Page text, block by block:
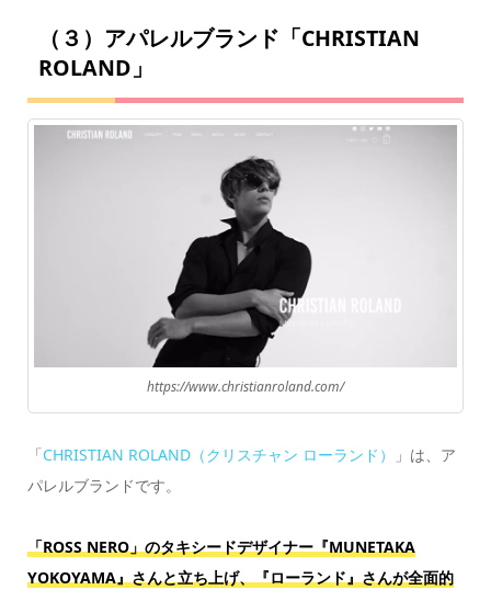
（３）アパレルブランド「CHRISTIAN
ROLAND」
https://www.christianroland.com/
「CHRISTIAN ROLAND（クリスチャン ローランド）
」は、ア
パレルブランドです。
「ROSS NERO」のタキシードデザイナー『MUNETAKA
YOKOYAMA』さんと立ち上げ、『ローランド』さんが全面的